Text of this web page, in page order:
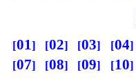
01 02 03 04
07
08 09 10